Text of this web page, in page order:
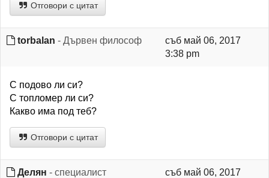
Отговори с цитат
torbalan - Дървен философ
съб май 06, 2017
3:38 pm
С подово ли си?
С топломер ли си?
Какво има под теб?
Отговори с цитат
Делян - специалист
съб май 06, 2017